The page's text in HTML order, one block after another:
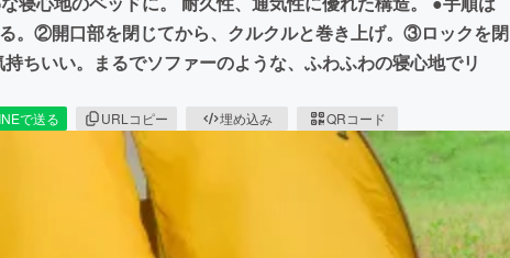
②開口部を閉じてから、クルクルと巻き上げ。③ロックを閉
ちいい。まるでソファーのような、ふわふわの寝心地でリ
で送る URLコピー 埋め込み QRコード